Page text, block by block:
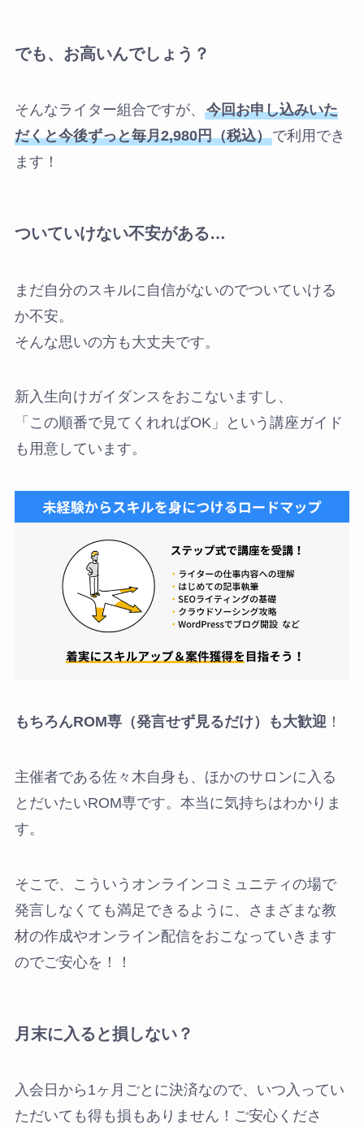
でも、お高いんでしょう？
そんなライター組合ですが、 今回お申し込みいた
だくと今後ずっと毎月2,980円（税込）で利用でき
ます！
ついていけない不安がある…
まだ自分のスキルに自信がないのでついていける
か不安。
そんな思いの方も大丈夫です。
新入生向けガイダンスをおこないますし、
「この順番で見てくれればOK」という講座ガイド
も用意しています。
もちろんROM専（発言せず見るだけ）も大歓迎 ！
主催者である佐々木自身も、ほかのサロンに入る
とだいたいROM専です。本当に気持ちはわかりま
す。
そこで、こういうオンラインコミュニティの場で
発言しなくても満足できるように、さまざまな教
材の作成やオンライン配信をおこなっていきます
のでご安心を！！
月末に入ると損しない？
入会日から1ヶ月ごとに決済なので、いつ入ってい
ただいても得も損もありません！ご安心くださ